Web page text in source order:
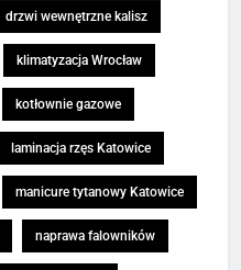
drzwi wewnętrzne kalisz
klimatyzacja Wrocław
kotłownie gazowe
laminacja rzęs Katowice
manicure tytanowy Katowice
naprawa falowników